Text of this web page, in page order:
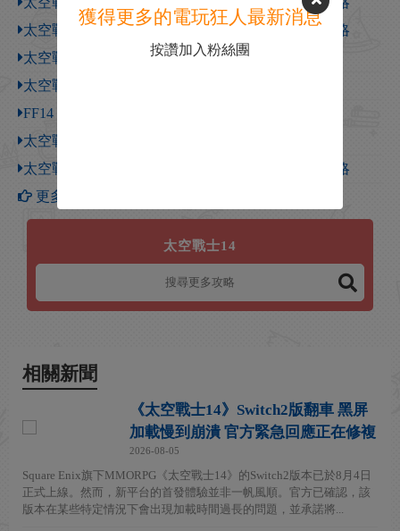
太空戰士14 4.0版本風脈泉坐標一覽 FF14風脈泉攻略
太空戰士14迦巴勒幻想圖書館怎麽打 FF14副本攻略
太空戰士14星海太空顛倒塔怎麽打 FF14副本攻略
FF14 T職業怎麽玩 FF14大型新手向攻略
太空戰士14龍騎戰士召喚等職業4.1版本全面加強
太空戰士14詩人輸出手法 FF14 4.0版本大型新手攻略
更多【太空戰士14】攻略
太空戰士14
相關新聞
《太空戰士14》Switch2版翻車 黑屏
加載慢到崩潰 官方緊急回應正在修複
2026-08-05
Square Enix旗下MMORPG《太空戰士14》的Switch2版本已於8月4日
正式上線。然而，新平台的首發體驗並非一帆風順。官方已確認，該
版本在某些特定情況下會出現加載時間過長的問題，並承諾將...
獲得更多的電玩狂人最新消息
按讚加入粉絲團